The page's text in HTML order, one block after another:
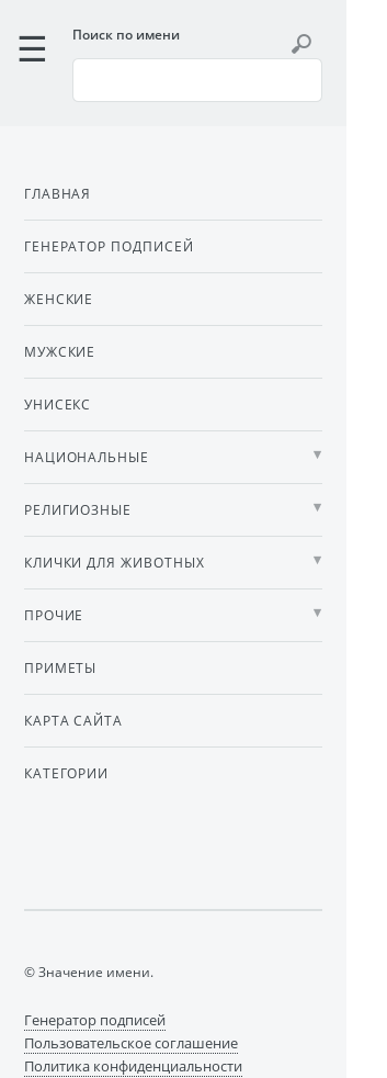
Поиск по имени
ГЛАВНАЯ
ГЕНЕРАТОР ПОДПИСЕЙ
ЖЕНСКИЕ
МУЖСКИЕ
УНИСЕКС
НАЦИОНАЛЬНЫЕ
РЕЛИГИОЗНЫЕ
КЛИЧКИ ДЛЯ ЖИВОТНЫХ
ПРОЧИЕ
ПРИМЕТЫ
КАРТА САЙТА
КАТЕГОРИИ
© Значение имени.
Генератор подписей
Пользовательское соглашение
Политика конфиденциальности